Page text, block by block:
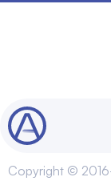
Copyright ©